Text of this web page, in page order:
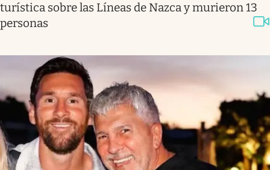
turística sobre las Líneas de Nazca y murieron 13
personas